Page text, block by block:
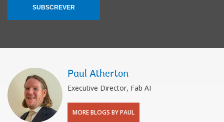
SUBSCREVER
Paul Atherton
Executive Director, Fab AI
MORE BLOGS BY PAUL